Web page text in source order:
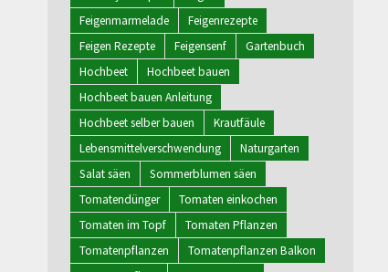
Feigenmarmelade
Feigenrezepte
Feigen Rezepte
Feigensenf
Gartenbuch
Hochbeet
Hochbeet bauen
Hochbeet bauen Anleitung
Hochbeet selber bauen
Krautfäule
Lebensmittelverschwendung
Naturgarten
Salat säen
Sommerblumen säen
Tomatendünger
Tomaten einkochen
Tomaten im Topf
Tomaten Pflanzen
Tomatenpflanzen
Tomatenpflanzen Balkon